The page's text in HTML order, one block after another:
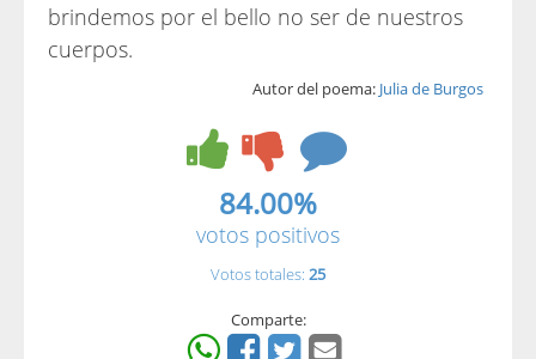
brindemos por el bello no ser de nuestros
cuerpos.
Autor del poema: Julia de Burgos
84.00%
votos positivos
Votos totales: 25
Comparte: